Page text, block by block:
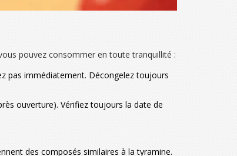
pouvez consommer en toute tranquillité :
pas immédiatement. Décongelez toujours
ouverture). Vérifiez toujours la date de
des composés similaires à la tyramine.